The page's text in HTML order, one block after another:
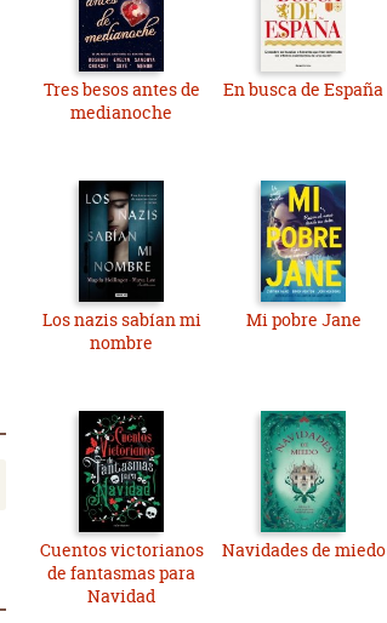
Tres besos antes de
medianoche
En busca de España
Los nazis sabían mi
nombre
Mi pobre Jane
Cuentos victorianos
de fantasmas para
Navidad
Navidades de miedo